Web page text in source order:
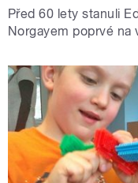
Před 60 lety stanuli
Norgayem poprvé na